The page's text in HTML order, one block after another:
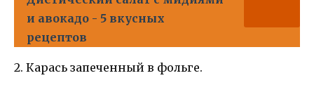
и авокадо - 5 вкусных
рецептов
2. Карась запеченный в фольге.